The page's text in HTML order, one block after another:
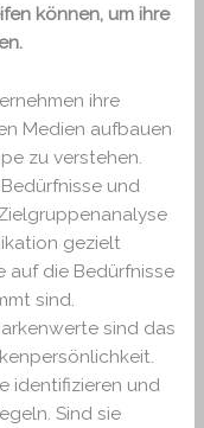
können, um ihre
ihre
Medien aufbauen
zu verstehen.
und
gezielt
auf die Bedürfnisse
sind.
sind das
identifizieren und
Sind sie